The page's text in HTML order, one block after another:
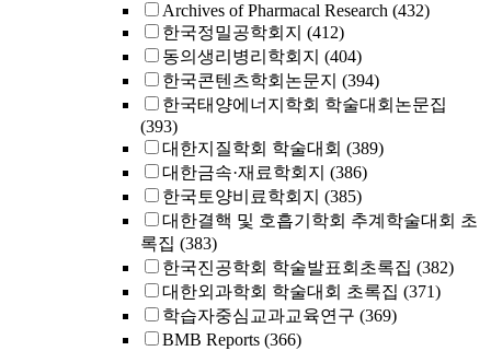
Archives of Pharmacal Research (432)
한국정밀공학회지 (412)
동의생리병리학회지 (404)
한국콘텐츠학회논문지 (394)
한국태양에너지학회 학술대회논문집
(393)
대한지질학회 학술대회 (389)
대한금속·재료학회지 (386)
한국토양비료학회지 (385)
대한결핵 및 호흡기학회 추계학술대회 초
록집 (383)
한국진공학회 학술발표회초록집 (382)
대한외과학회 학술대회 초록집 (371)
학습자중심교과교육연구 (369)
BMB Reports (366)